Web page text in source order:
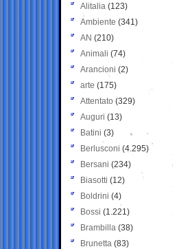
Alitalia (123)
Ambiente (341)
AN (210)
Animali (74)
Arancioni (2)
arte (175)
Attentato (329)
Auguri (13)
Batini (3)
Berlusconi (4.295)
Bersani (234)
Biasotti (12)
Boldrini (4)
Bossi (1.221)
Brambilla (38)
Brunetta (83)